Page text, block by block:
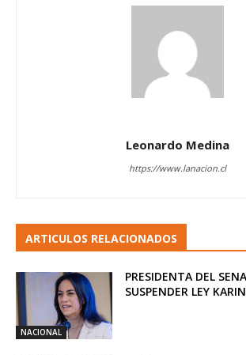
Leonardo Medina
https://www.lanacion.cl
ARTICULOS RELACIONADOS
NACIONAL
PRESIDENTA DEL
SUSPENDER LEY